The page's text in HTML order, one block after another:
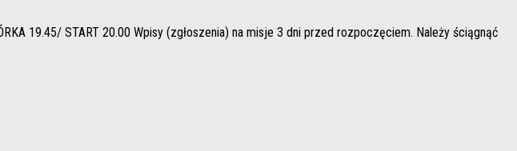
19.45/ START 20.00 Wpisy (zgłoszenia) na misje 3 dni przed rozpoczęciem. Należy ściągnąć